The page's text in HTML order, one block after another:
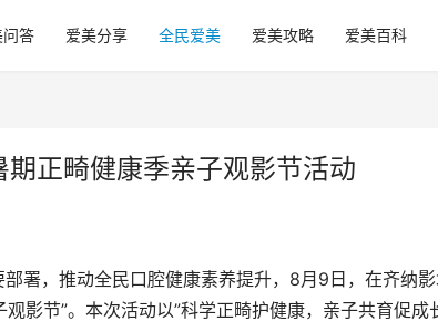
问答 爱美分享 全民爱美 爱美攻略 爱美百科
正畸健康季亲子观影节活动
署，推动全民口腔健康素养提升，8月9日，在齐纳
影节”。本次活动以”科学正畸护健康，亲子共育促成